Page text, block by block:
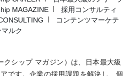
MAGAZINE
採用コンサルティ
コンテンツマーケテ
ルク
シップ マガジン）は、日本最大級
です。企業の採用課題を解決し、個